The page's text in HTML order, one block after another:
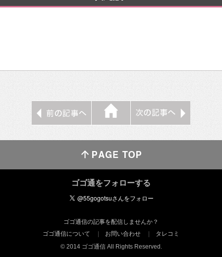
ゴゴ通をフォローする
ゴゴ通信の記事を配信しませんか？
ゴゴ通信について
お問い合わせ
タレコミ
© 2014 ゴゴ通信 All Rights Reserved.